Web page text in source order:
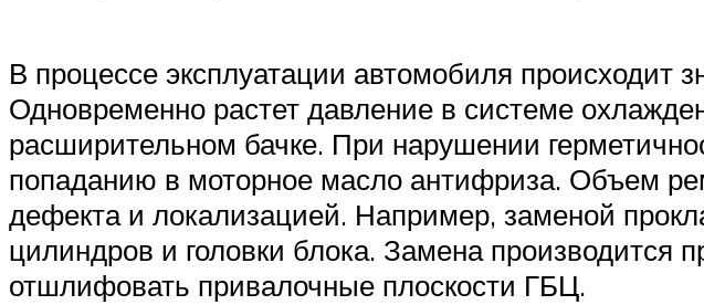
В процессе эксплуатации автомобиля происходит
Одновременно растет давление в системе
расширительном бачке. При нарушении
попаданию в моторное масло антифриза. Объем
дефекта и локализацией. Например, заменой
цилиндров и головки блока. Замена производится
отшлифовать привалочные плоскости ГБЦ.